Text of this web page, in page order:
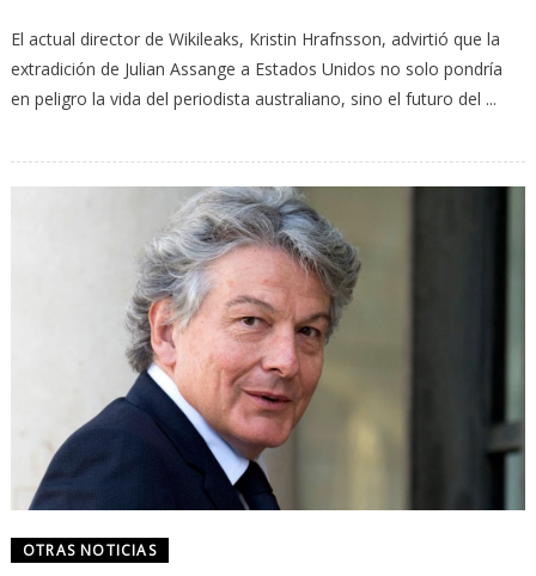
El actual director de Wikileaks, Kristin Hrafnsson, advirtió que la
extradición de Julian Assange a Estados Unidos no solo pondría
en peligro la vida del periodista australiano, sino el futuro del ...
OTRAS NOTICIAS